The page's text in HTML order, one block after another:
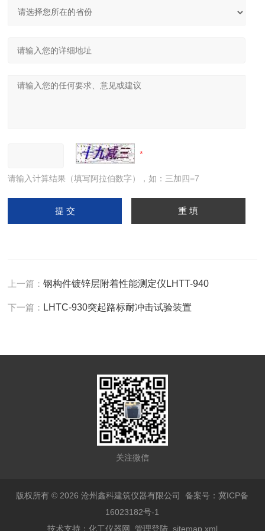
请输入计算结果（填写阿拉伯数字），如：三加四=7
上一篇：钢构件镀锌层附着性能测定仪LHTT-940
下一篇： LHTC-930突起路标耐冲击试验装置
关注微信
版权所有 © 2026 沧州鑫科建筑仪器有限公司备案号：冀ICP备
16023182号-1
技术支持： 化工仪器网 管理登陆 sitemap.xml